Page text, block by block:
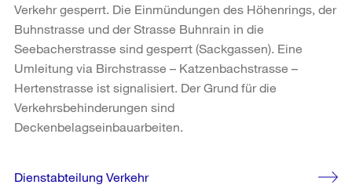
Verkehr gesperrt. Die Einmündungen des Höhenrings, der
Buhnstrasse und der Strasse Buhnrain in die
Seebacherstrasse sind gesperrt (Sackgassen). Eine
Umleitung via Birchstrasse – Katzenbachstrasse –
Hertenstrasse ist signalisiert. Der Grund für die
Verkehrsbehinderungen sind
Deckenbelagseinbauarbeiten.
Weitere
Dienstabteilung Verkehr